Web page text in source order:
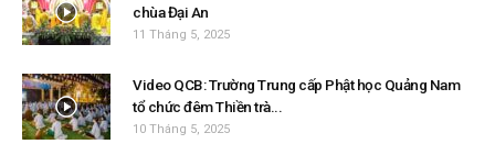
chùa Đại An
11 Tháng 5, 2025
Video QCB: Trường Trung cấp Phật học Quảng Nam
tổ chức đêm Thiền trà...
10 Tháng 5, 2025